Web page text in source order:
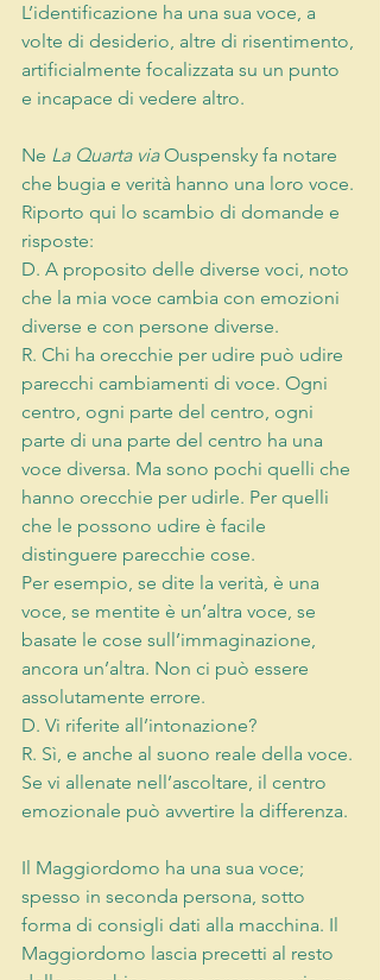
L’identificazione ha una sua voce, a
volte di desiderio, altre di risentimento,
artificialmente focalizzata su un punto
e incapace di vedere altro.
Ne La Quarta via Ouspensky fa notare
che bugia e verità hanno una loro voce.
Riporto qui lo scambio di domande e
risposte:
D. A proposito delle diverse voci, noto
che la mia voce cambia con emozioni
diverse e con persone diverse.
R. Chi ha orecchie per udire può udire
parecchi cambiamenti di voce. Ogni
centro, ogni parte del centro, ogni
parte di una parte del centro ha una
voce diversa. Ma sono pochi quelli che
hanno orecchie per udirle. Per quelli
che le possono udire è facile
distinguere parecchie cose.
Per esempio, se dite la verità, è una
voce, se mentite è un’altra voce, se
basate le cose sull’immaginazione,
ancora un’altra. Non ci può essere
assolutamente errore.
D. Vi riferite all’intonazione?
R. Sì, e anche al suono reale della voce.
Se vi allenate nell’ascoltare, il centro
emozionale può avvertire la differenza.
Il Maggiordomo ha una sua voce;
spesso in seconda persona, sotto
forma di consigli dati alla macchina. Il
Maggiordomo lascia precetti al resto